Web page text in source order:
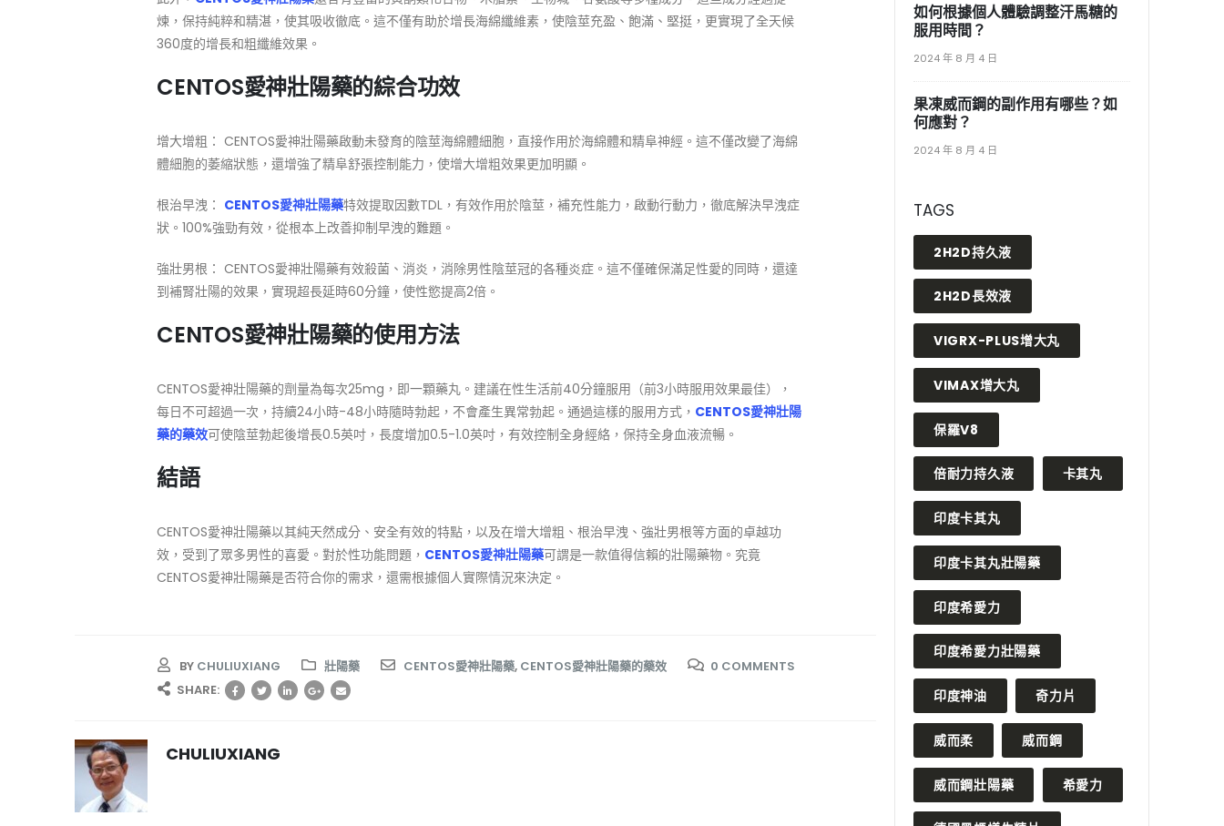
煉，保持純粹和精湛，使其吸收徹底。這不僅有助於增長海綿纖維素，使陰莖充盈、飽滿、堅挺，更實現了全天候
360度的增長和粗纖維效果。
CENTOS愛神壯陽藥的綜合功效
增大增粗： CENTOS愛神壯陽藥啟動未發育的陰莖海綿體細胞，直接作用於海綿體和精阜神經。這不僅改變了海綿
體細胞的萎縮狀態，還增強了精阜舒張控制能力，使增大增粗效果更加明顯。
根治早洩： CENTOS愛神壯陽藥特效提取因數TDL，有效作用於陰莖，補充性能力，啟動行動力，徹底解決早洩症
狀。100%強勁有效，從根本上改善抑制早洩的難題。
強壯男根： CENTOS愛神壯陽藥有效殺菌、消炎，消除男性陰莖冠的各種炎症。這不僅確保滿足性愛的同時，還達
到補腎壯陽的效果，實現超長延時60分鐘，使性慾提高2倍。
CENTOS愛神壯陽藥的使用方法
CENTOS愛神壯陽藥的劑量為每次25mg，即一顆藥丸。建議在性生活前40分鐘服用（前3小時服用效果最佳），
每日不可超過一次，持續24小時-48小時隨時勃起，不會產生異常勃起。通過這樣的服用方式， CENTOS愛神壯陽
藥的藥效可使陰莖勃起後增長0.5英吋，長度增加0.5-1.0英吋，有效控制全身經絡，保持全身血液流暢。
結語
CENTOS愛神壯陽藥以其純天然成分、安全有效的特點，以及在增大增粗、根治早洩、強壯男根等方面的卓越功
效，受到了眾多男性的喜愛。對於性功能問題， CENTOS愛神壯陽藥可謂是一款值得信賴的壯陽藥物。究竟
CENTOS愛神壯陽藥是否符合你的需求，還需根據個人實際情況來決定。
BY CHULIUXIANG 壯陽藥 CENTOS愛神壯陽藥, CENTOS愛神壯陽藥的藥效
0 COMMENTS
SHARE:
CHULIUXIANG
如何根據個人體驗調整汗馬糖的
服用時間？
2024 年 8 月 4 日
果凍威而鋼的副作用有哪些？如
何應對？
2024 年 8 月 4 日
TAGS
2H2D持久液
2H2D長效液
VIGRX-PLUS增大丸
VIMAX增大丸
保羅V8
倍耐力持久液 卡其丸
印度卡其丸
印度卡其丸壯陽藥
印度希愛力
印度希愛力壯陽藥
印度神油 奇力片
威而柔 威而鋼
威而鋼壯陽藥 希愛力